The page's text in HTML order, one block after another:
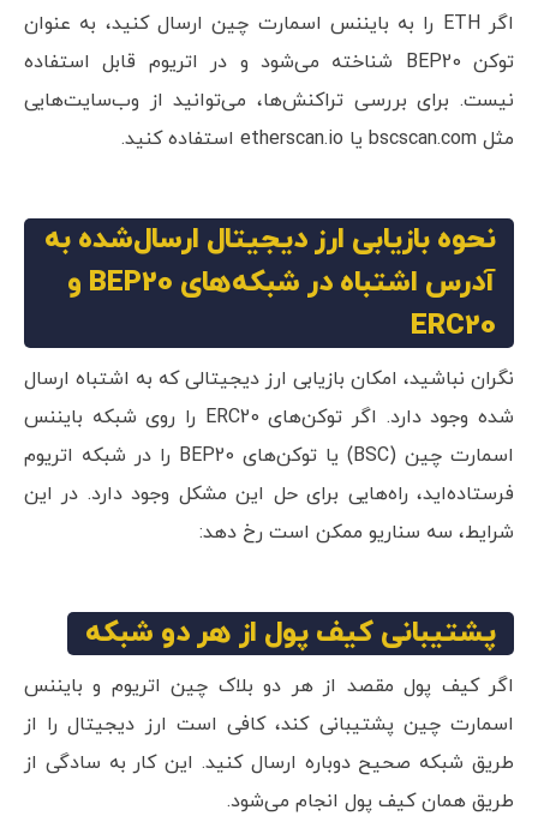
اگر ETH را به بایننس اسمارت چین ارسال کنید، به عنوان
توکن BEP20 شناخته می‌شود و در اتریوم قابل استفاده
نیست. برای بررسی تراکنش‌ها، می‌توانید از وب‌سایت‌هایی
مثل bscscan.com یا etherscan.io استفاده کنید.
نحوه بازیابی ارز دیجیتال ارسال‌شده به
آدرس اشتباه در شبکه‌های BEP20 و
ERC20
نگران نباشید، امکان بازیابی ارز دیجیتالی که به اشتباه ارسال
شده وجود دارد. اگر توکن‌های ERC20 را روی شبکه بایننس
اسمارت چین (BSC) یا توکن‌های BEP20 را در شبکه اتریوم
فرستاده‌اید، راه‌هایی برای حل این مشکل وجود دارد. در این
شرایط، سه سناریو ممکن است رخ دهد:
پشتیبانی کیف پول از هر دو شبکه
اگر کیف پول مقصد از هر دو بلاک چین اتریوم و بایننس
اسمارت چین پشتیبانی کند، کافی است ارز دیجیتال را از
طریق شبکه صحیح دوباره ارسال کنید. این کار به سادگی از
طریق همان کیف پول انجام می‌شود.